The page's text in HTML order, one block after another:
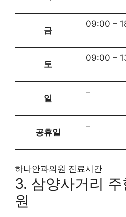
금
09:00 –
토
09:00 –
일
–
공휴일
–
하나안과의원 진료시간
3. 삼양사거리
원